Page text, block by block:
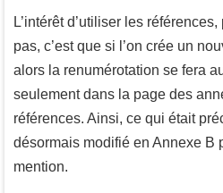
L’intérêt d’utiliser les
pas, c’est que si l’on crée un
alors la renumérotation se fera
seulement dans la page des
références. Ainsi, ce qui était
désormais modifié en Annexe B
mention.